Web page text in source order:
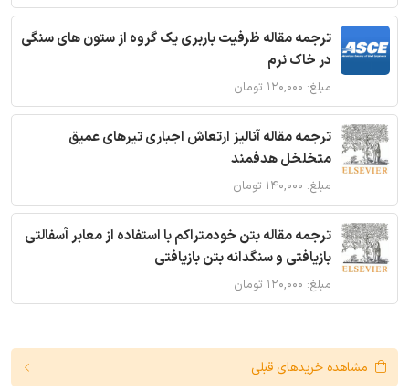
ترجمه مقاله ظرفیت باربری یک گروه از ستون های سنگی
در خاک نرم
مبلغ: ۱۲۰,۰۰۰ تومان
ترجمه مقاله آنالیز ارتعاش اجباری تیرهای عمیق
متخلخل هدفمند
مبلغ: ۱۴۰,۰۰۰ تومان
ترجمه مقاله بتن خودمتراکم با استفاده از معابر آسفالتی
بازیافتی و سنگدانه بتن بازیافتی
مبلغ: ۱۲۰,۰۰۰ تومان
مشاهده خریدهای قبلی